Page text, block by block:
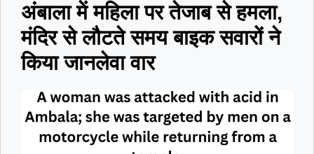
अंबाला में महिला पर तेजाब से हमला,
मंदिर से लौटते समय बाइक सवारों ने
किया जानलेवा वार